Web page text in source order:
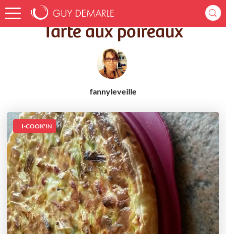
Accueil Recettes Tarte aux poireaux
Tarte aux poireaux
fannyleveille
I-COOK'IN